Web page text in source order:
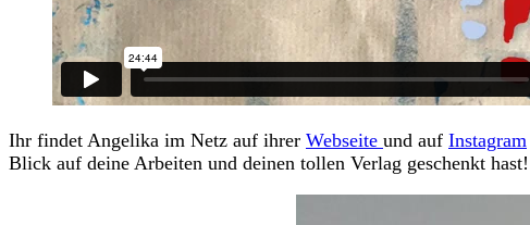
Ihr findet Angelika im Netz auf ihrer Webseite und auf Instagram
Blick auf deine Arbeiten und deinen tollen Verlag geschenkt hast!